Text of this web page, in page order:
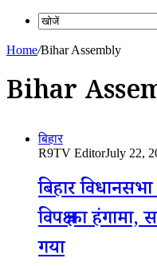
Home/Bihar Assembly
Bihar
बिहार
R9TV EditorJuly 22,
बिहार
विपक्ष का हंगामा,
गया